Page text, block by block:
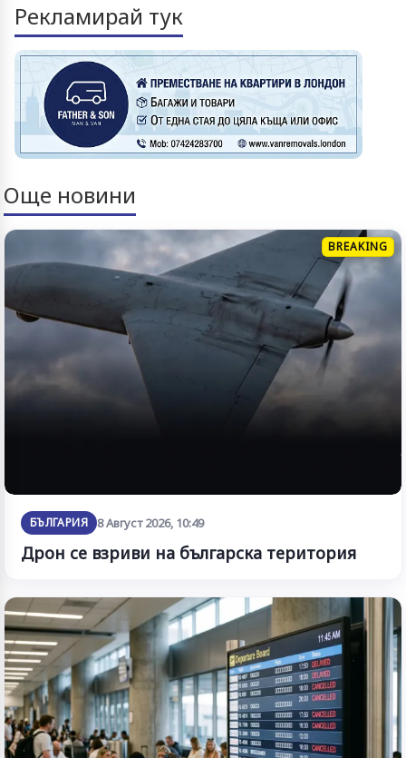
Рекламирай тук
Още новини
BREAKING
БЪЛГАРИЯ 8 Август 2026, 10:49
Дрон се взриви на българска територия